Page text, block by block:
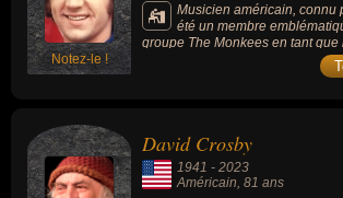
Notez-le !
Musicien américain, connu
été un membre
groupe The Monkees en tant que
claviériste, et en jouant dans la
Monkees » (1966-1968, 58
David Crosby
1941 - 2023
Américain, 81 ans